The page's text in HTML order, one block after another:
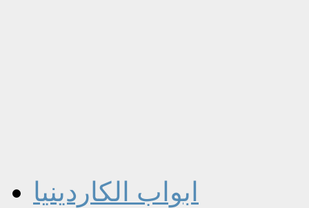
ابواب الكاردينيا